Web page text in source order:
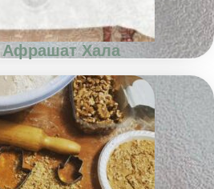
Афрашат Хала